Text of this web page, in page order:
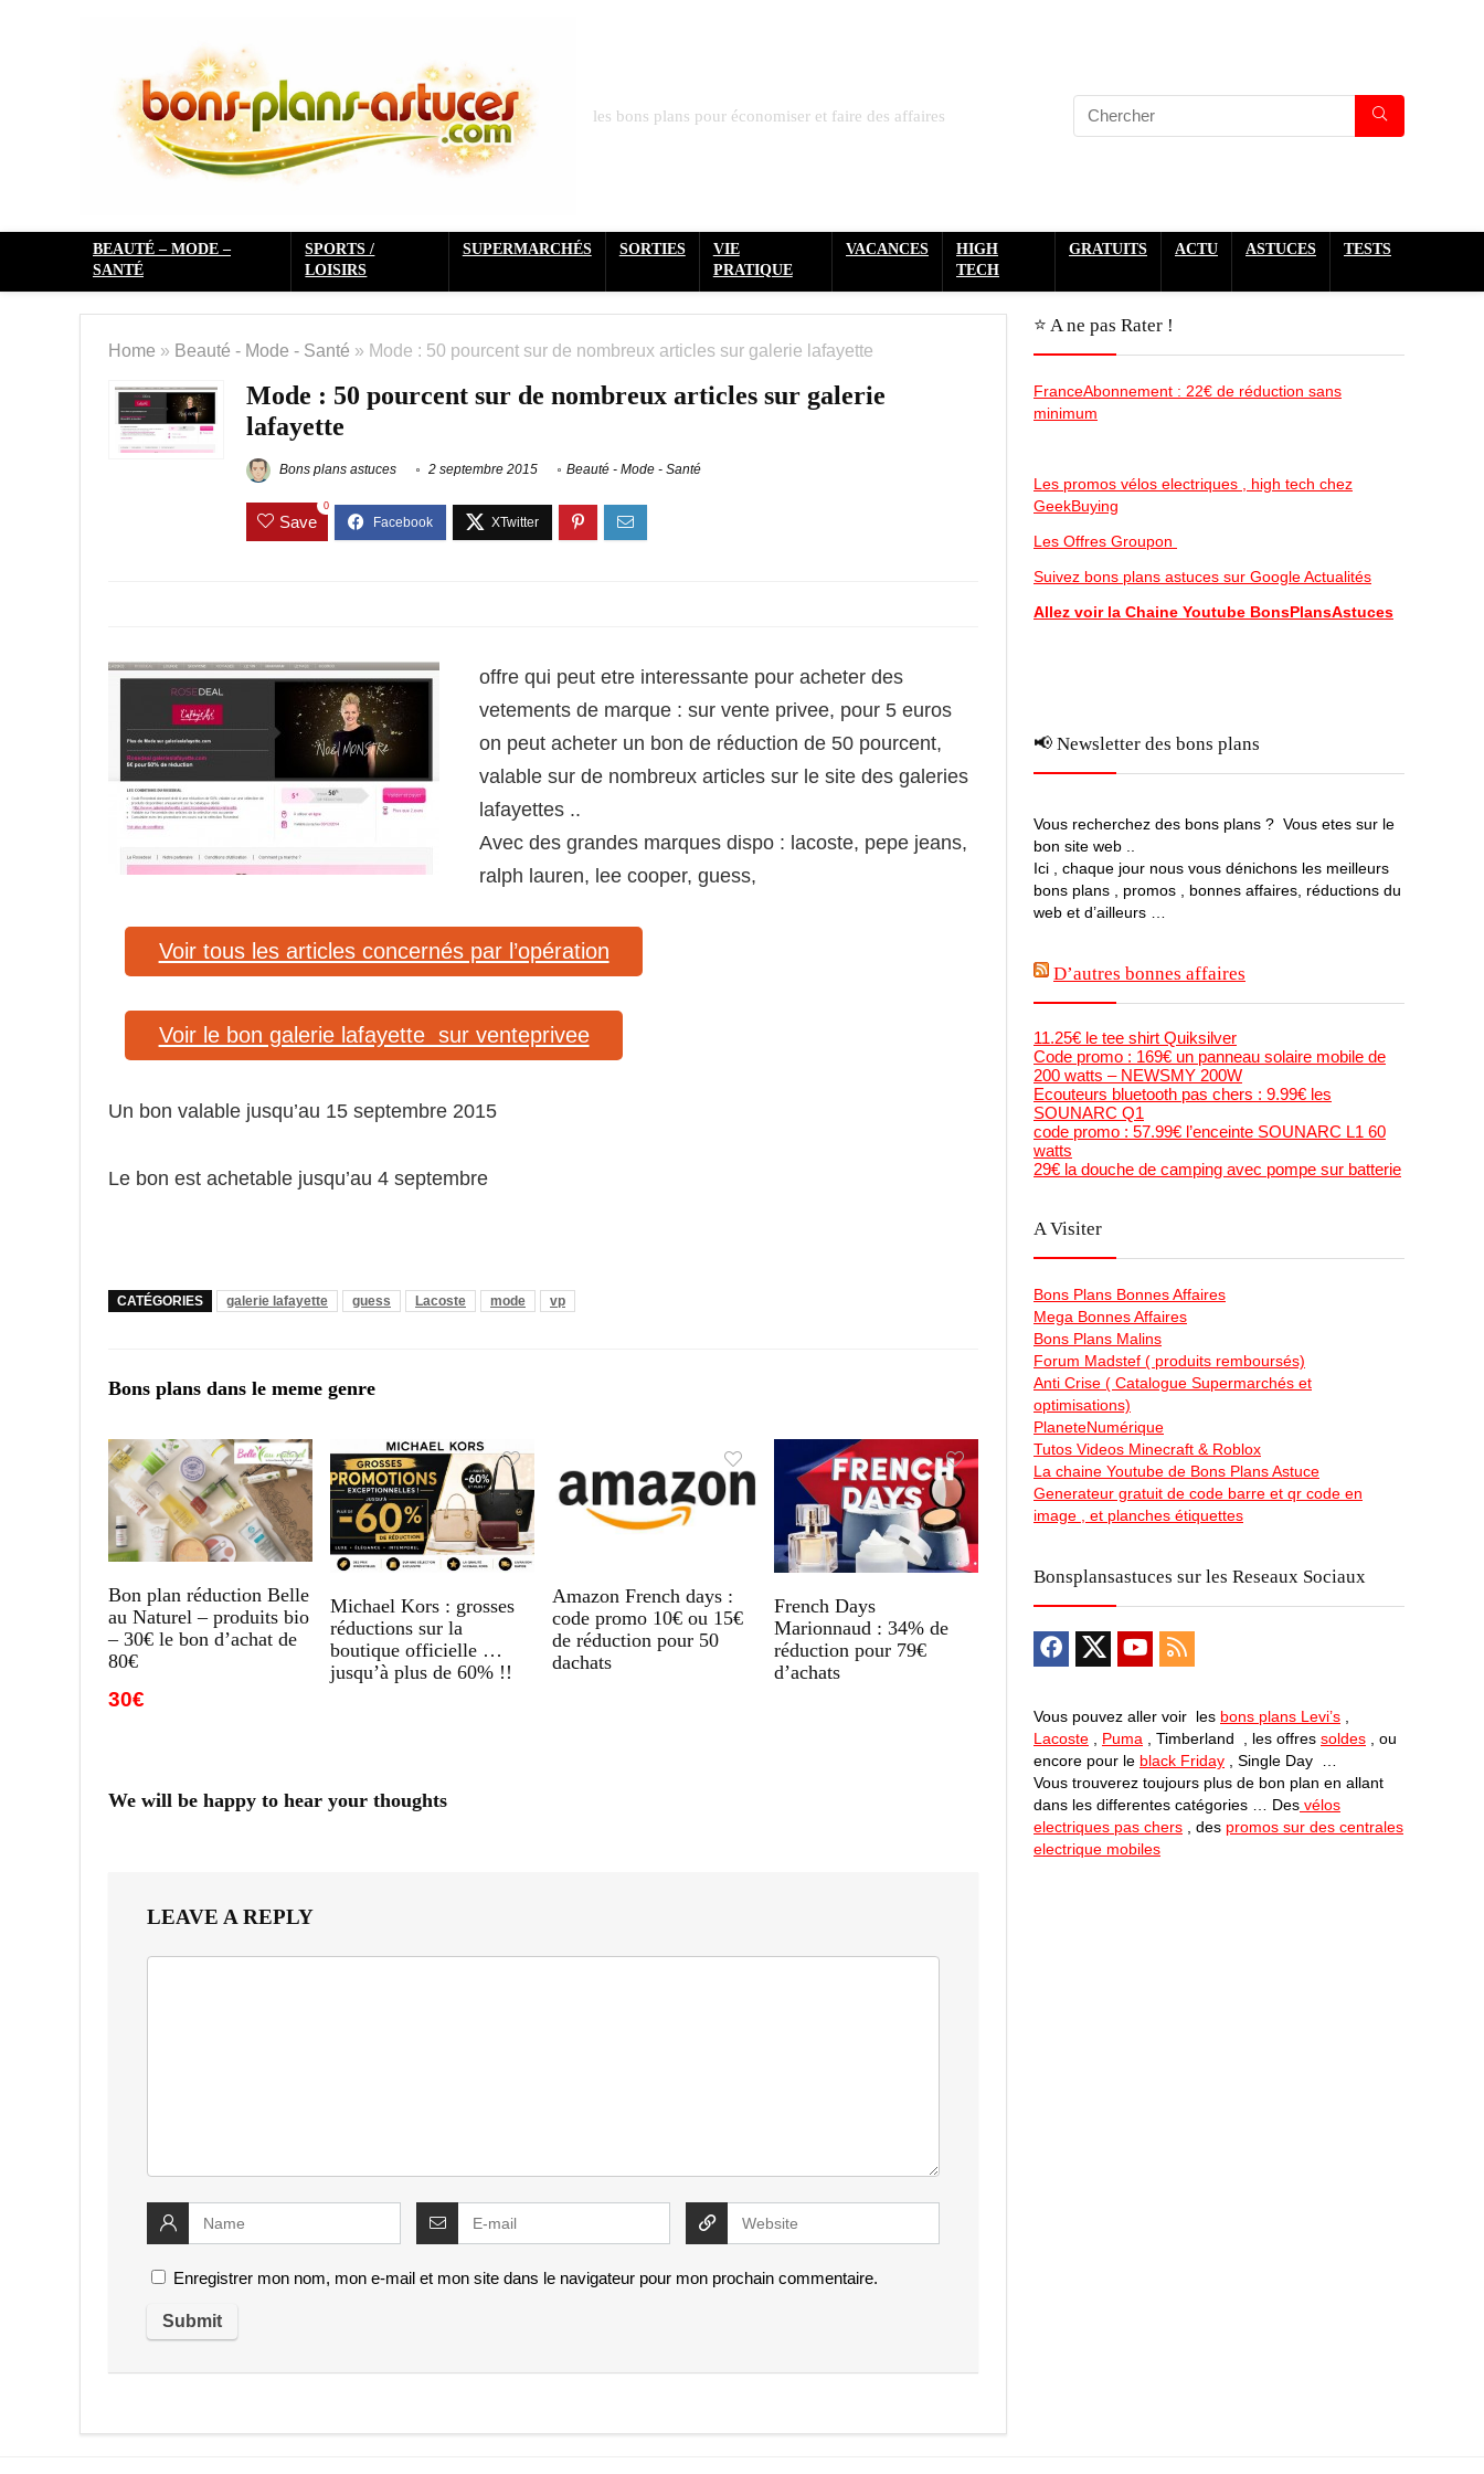
les bons plans pour économiser et faire des affaires
BEAUTÉ – MODE –
SANTÉ
SPORTS /
LOISIRS
SUPERMARCHÉS SORTIES
VIE
PRATIQUE
VACANCES
HIGH
TECH
GRATUITS ACTU ASTUCES TESTS
Home » Beauté - Mode - Santé » Mode : 50 pourcent sur de nombreux articles sur galerie lafayette
Mode : 50 pourcent sur de nombreux articles sur galerie
lafayette
Bons plans astuces 2 septembre 2015 Beauté - Mode - Santé
Save
0
offre qui peut etre interessante pour acheter des
vetements de marque : sur vente privee, pour 5 euros
on peut acheter un bon de réduction de 50 pourcent,
valable sur de nombreux articles sur le site des galeries
lafayettes ..
Avec des grandes marques dispo : lacoste, pepe jeans,
ralph lauren, lee cooper, guess,
Voir tous les articles concernés par l’opération
Voir le bon galerie lafayette sur venteprivee
Un bon valable jusqu’au 15 septembre 2015
Le bon est achetable jusqu’au 4 septembre
CATÉGORIES galerie lafayette guess Lacoste mode vp
Bons plans dans le meme genre
Bon plan réduction Belle
au Naturel – produits bio
– 30€ le bon d’achat de
80€
30€
Michael Kors : grosses
réductions sur la
boutique officielle …
jusqu’à plus de 60% !!
Amazon French days :
code promo 10€ ou 15€
de réduction pour 50
dachats
French Days
Marionnaud : 34% de
réduction pour 79€
d’achats
We will be happy to hear your thoughts
LEAVE A REPLY
Enregistrer mon nom, mon e-mail et mon site dans le navigateur pour mon prochain commentaire.
⭐️ A ne pas Rater !
FranceAbonnement : 22€ de réduction sans
minimum
Les promos vélos electriques , high tech chez
GeekBuying
Les Offres Groupon
Suivez bons plans astuces sur Google Actualités
Allez voir la Chaine Youtube BonsPlansAstuces
📢 Newsletter des bons plans
Vous recherchez des bons plans ? Vous etes sur le
bon site web ..
Ici , chaque jour nous vous dénichons les meilleurs
bons plans , promos , bonnes affaires, réductions du
web et d’ailleurs …
D’autres bonnes affaires
11.25€ le tee shirt Quiksilver
Code promo : 169€ un panneau solaire mobile de
200 watts – NEWSMY 200W
Ecouteurs bluetooth pas chers : 9.99€ les
SOUNARC Q1
code promo : 57.99€ l’enceinte SOUNARC L1 60
watts
29€ la douche de camping avec pompe sur batterie
A Visiter
Bons Plans Bonnes Affaires
Mega Bonnes Affaires
Bons Plans Malins
Forum Madstef ( produits remboursés)
Anti Crise ( Catalogue Supermarchés et
optimisations)
PlaneteNumérique
Tutos Videos Minecraft & Roblox
La chaine Youtube de Bons Plans Astuce
Generateur gratuit de code barre et qr code en
image , et planches étiquettes
Bonsplansastuces sur les Reseaux Sociaux
Vous pouvez aller voir les bons plans Levi’s
Lacoste
Puma , Timberland , les offres soldes , ou
encore pour le black Friday , Single Day …
Vous trouverez toujours plus de bon plan en allant
dans les differentes catégories … Des vélos
electriques pas chers , des promos sur des centrales
electrique mobiles